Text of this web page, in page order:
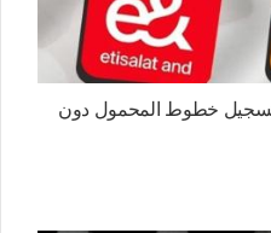
تسجيل خطوط المحمول دون